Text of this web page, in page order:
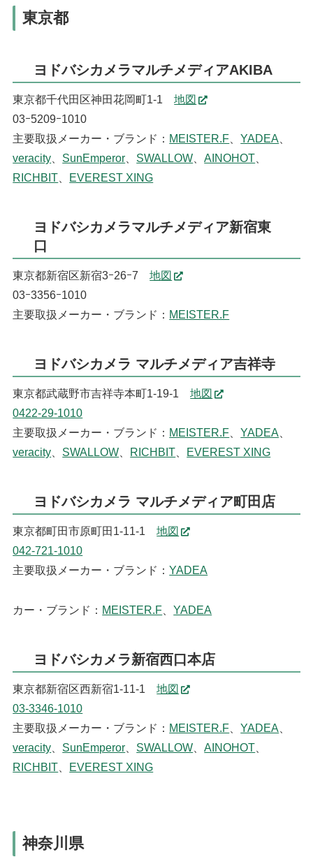
東京都
ヨドバシカメラマルチメディアAKIBA
東京都千代田区神田花岡町1-1地図
03ｰ5209ｰ1010
主要取扱メーカー・ブランド： MEISTER.F 、YADEA
veracity
SunEmperor SWALLOW 、AINOHOT
RICHBIT
EVEREST XING
ヨドバシカメラマルチメディア新宿東
口
東京都新宿区新宿3ｰ26ｰ7地図
03ｰ3356ｰ1010
主要取扱メーカー・ブランド： MEISTER.F
ヨドバシカメラ マルチメディア吉祥寺
東京都武蔵野市吉祥寺本町1-19-1地図
0422-29-1010
主要取扱メーカー・ブランド： MEISTER.F 、YADEA
veracity
SWALLOW RICHBIT EVEREST XING
ヨドバシカメラ マルチメディア町田店
東京都町田市原町田1-11-1地図
042-721-1010
主要取扱メーカー・ブランド：YADEA
カー・ブランド： MEISTER.F 、YADEA
ヨドバシカメラ新宿西口本店
東京都新宿区西新宿1-11-1地図
03-3346-1010
主要取扱メーカー・ブランド： MEISTER.F 、YADEA
veracity
SunEmperor SWALLOW 、AINOHOT
RICHBIT
EVEREST XING
神奈川県